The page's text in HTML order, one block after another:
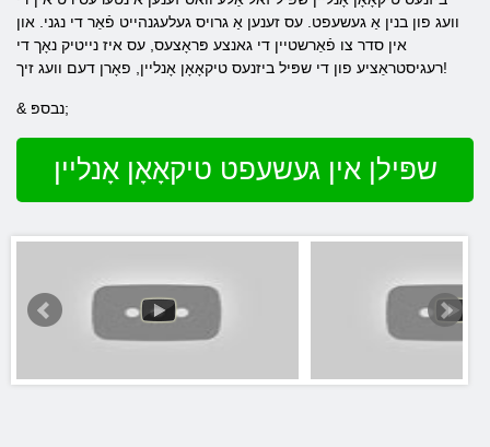
וועג פון בנין אַ געשעפט. עס זענען אַ גרויס געלעגנהייט פֿאַר די נגני. און
אין סדר צו פֿאַרשטיין די גאנצע פּראָצעס, עס איז נייטיק נאָך די
רעגיסטראַציע פון ​​די שפּיל ביזנעס טיקאָאָן אָנליין, פאָרן דעם וועג זיך!
& נבספּ;
שפּילן אין געשעפט טיקאָאָן אָנליין